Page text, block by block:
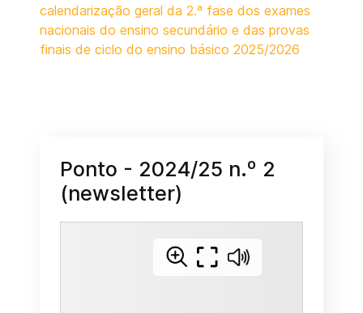
calendarização geral da 2.ª fase dos exames
nacionais do ensino secundário e das provas
finais de ciclo do ensino básico 2025/2026
Ponto - 2024/25 n.º 2
(newsletter)